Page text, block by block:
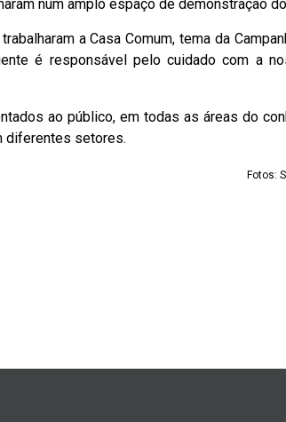
num amplo espaço de demonstração
a Casa Comum, tema da
é responsável pelo cuidado com a
ao público, em todas as áreas do
diferentes setores.
Fotos: